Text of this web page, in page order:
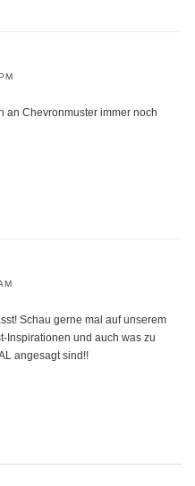
an Chevronmuster immer noch
Schau gerne mal auf unserem
Inspirationen und auch was zu
angesagt sind!!